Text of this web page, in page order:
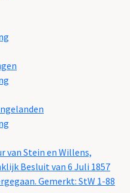
van Stein en Willens,
Besluit van 6 Juli 1857
Gemerkt: StW 1-88